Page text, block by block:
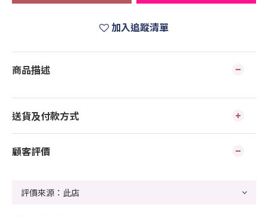
加入追蹤清單
商品描述
送貨及付款方式
顧客評價